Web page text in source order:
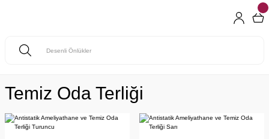
Temiz Oda Terliği